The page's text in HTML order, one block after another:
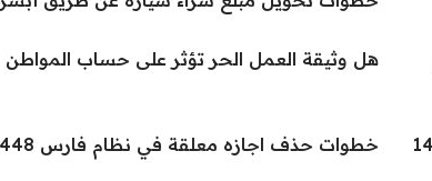
هل وثيقة العمل الحر تؤثر على حساب المواطن
خطوات حذف اجازه معلقة في نظام فارس 1448